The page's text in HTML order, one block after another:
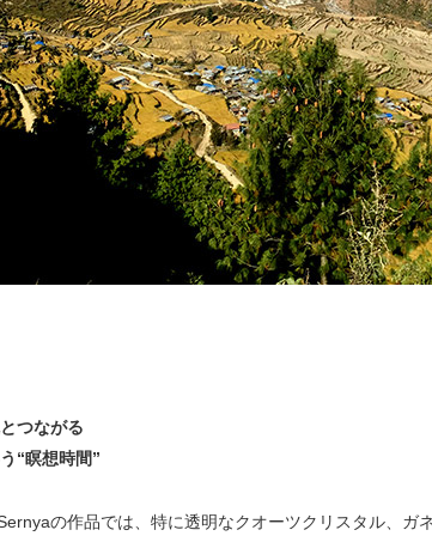
つながる
“瞑想時間”
の作品では、特に透明なクオーツクリスタル、ガ